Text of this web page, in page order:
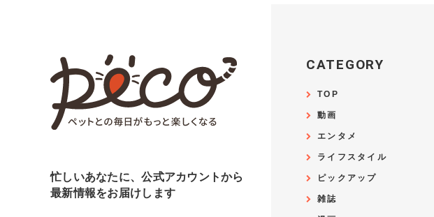
忙しいあなたに、公式アカウントから
最新情報をお届けします
CATEGORY
TOP
動画
エンタメ
ライフスタイル
ピックアップ
雑誌